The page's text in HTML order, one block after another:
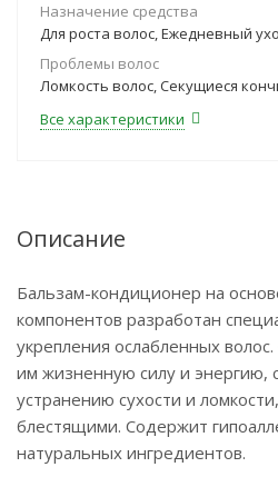
Назначение средства
Для роста волос, Ежедневный
Проблемы волос
Ломкость волос, Секущиеся
Все характеристики
Описание
Бальзам-кондиционер на
компонентов разработан
укрепления ослабленных
им жизненную силу и энергию,
устранению сухости и
блестящими. Содержит
натуральных ингредиентов.